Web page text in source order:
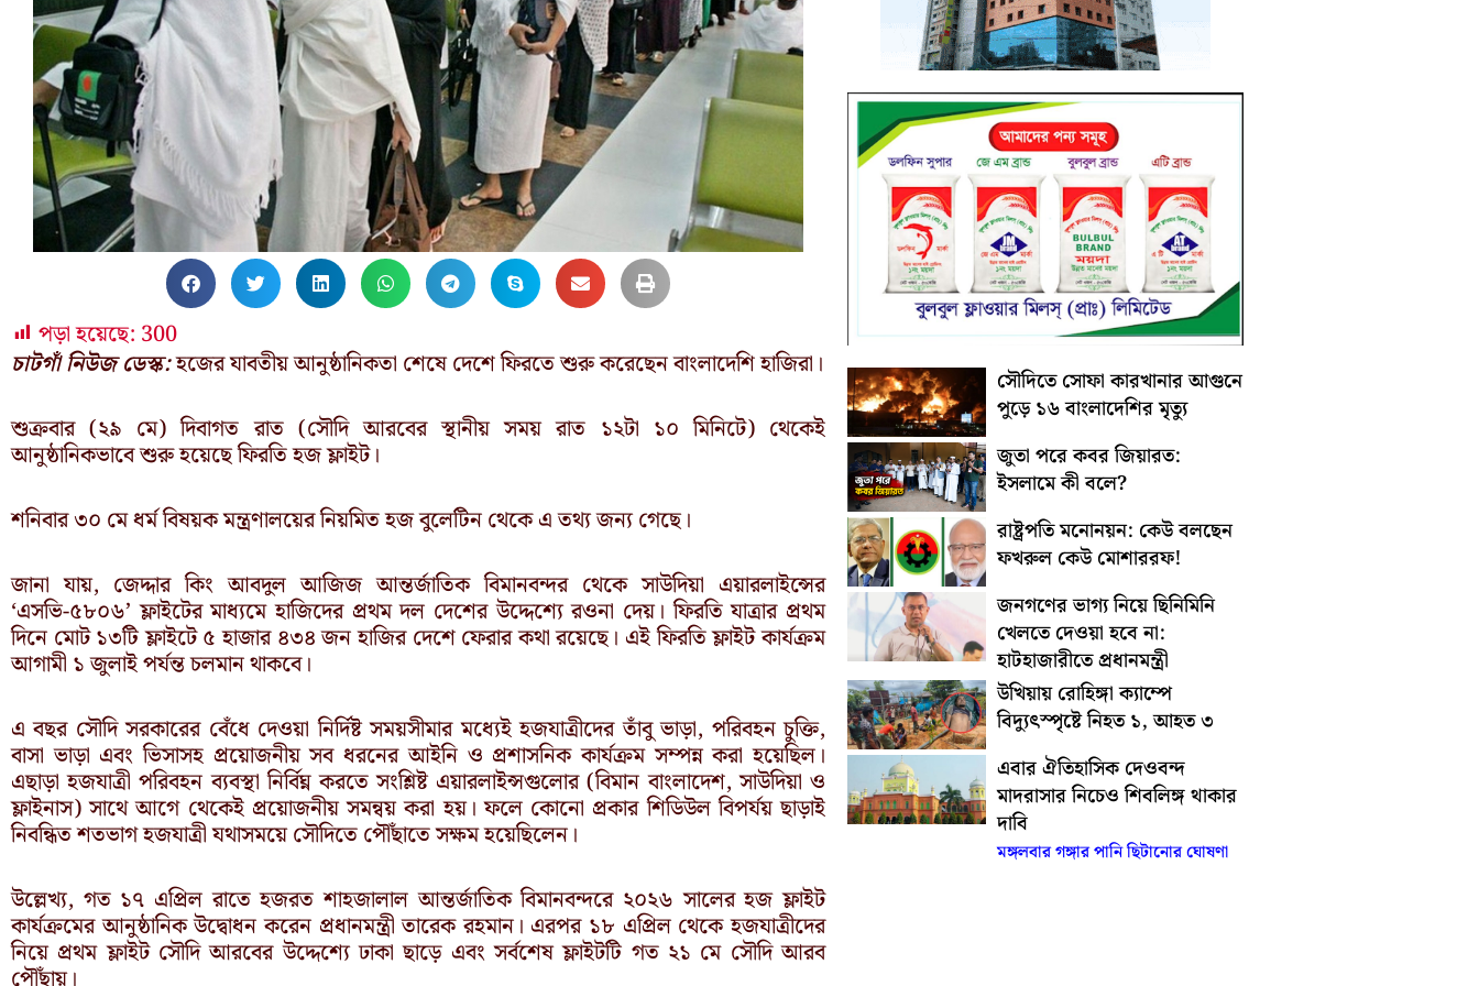
পড়া হয়েছে: 300
চাটগাঁ নিউজ ডেস্ক:হজের যাবতীয় আনুষ্ঠানিকতা শেষে দেশে ফিরতে শুরু করেছেন বাংলাদেশি হাজিরা।
শুক্রবার (২৯ মে) দিবাগত রাত (সৌদি আরবের স্থানীয় সময় রাত ১২টা ১০ মিনিটে) থেকেই
আনুষ্ঠানিকভাবে শুরু হয়েছে ফিরতি হজ ফ্লাইট।
শনিবার ৩০ মে ধর্ম বিষয়ক মন্ত্রণালয়ের নিয়মিত হজ বুলেটিন থেকে এ তথ্য জন্য গেছে।
জানা যায়, জেদ্দার কিং আবদুল আজিজ আন্তর্জাতিক বিমানবন্দর থেকে সাউদিয়া এয়ারলাইন্সের
‘এসভি-৫৮০৬’ ফ্লাইটের মাধ্যমে হাজিদের প্রথম দল দেশের উদ্দেশ্যে রওনা দেয়। ফিরতি যাত্রার প্রথম
দিনে মোট ১৩টি ফ্লাইটে ৫ হাজার ৪৩৪ জন হাজির দেশে ফেরার কথা রয়েছে। এই ফিরতি ফ্লাইট কার্যক্রম
আগামী ১ জুলাই পর্যন্ত চলমান থাকবে।
এ বছর সৌদি সরকারের বেঁধে দেওয়া নির্দিষ্ট সময়সীমার মধ্যেই হজযাত্রীদের তাঁবু ভাড়া, পরিবহন চুক্তি,
বাসা ভাড়া এবং ভিসাসহ প্রয়োজনীয় সব ধরনের আইনি ও প্রশাসনিক কার্যক্রম সম্পন্ন করা হয়েছিল।
এছাড়া হজযাত্রী পরিবহন ব্যবস্থা নির্বিঘ্ন করতে সংশ্লিষ্ট এয়ারলাইন্সগুলোর (বিমান বাংলাদেশ, সাউদিয়া ও
ফ্লাইনাস) সাথে আগে থেকেই প্রয়োজনীয় সমন্বয় করা হয়। ফলে কোনো প্রকার শিডিউল বিপর্যয় ছাড়াই
নিবন্ধিত শতভাগ হজযাত্রী যথাসময়ে সৌদিতে পৌঁছাতে সক্ষম হয়েছিলেন।
উল্লেখ্য, গত ১৭ এপ্রিল রাতে হজরত শাহজালাল আন্তর্জাতিক বিমানবন্দরে ২০২৬ সালের হজ ফ্লাইট
কার্যক্রমের আনুষ্ঠানিক উদ্বোধন করেন প্রধানমন্ত্রী তারেক রহমান। এরপর ১৮ এপ্রিল থেকে হজযাত্রীদের
নিয়ে প্রথম ফ্লাইট সৌদি আরবের উদ্দেশ্যে ঢাকা ছাড়ে এবং সর্বশেষ ফ্লাইটটি গত ২১ মে সৌদি আরব
সৌদিতে সোফা কারখানার আগুনে
পুড়ে ১৬ বাংলাদেশির মৃত্যু
জুতা পরে কবর জিয়ারত:
ইসলামে কী বলে?
রাষ্ট্রপতি মনোনয়ন: কেউ বলছেন
ফখরুল কেউ মোশাররফ!
জনগণের ভাগ্য নিয়ে ছিনিমিনি
খেলতে দেওয়া হবে না:
হাটহাজারীতে প্রধানমন্ত্রী
উখিয়ায় রোহিঙ্গা ক্যাম্পে
বিদ্যুৎস্পৃষ্টে নিহত ১, আহত ৩
এবার ঐতিহাসিক দেওবন্দ
মাদরাসার নিচেও শিবলিঙ্গ থাকার
দাবি
মঙ্গলবার গঙ্গার পানি ছিটানোর ঘোষণা